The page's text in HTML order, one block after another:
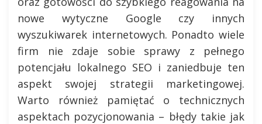
nowe wytyczne Google czy innych
wyszukiwarek internetowych. Ponadto wiele
firm nie zdaje sobie sprawy z pełnego
potencjału lokalnego SEO i zaniedbuje ten
aspekt swojej strategii marketingowej.
Warto również pamiętać o technicznych
aspektach pozycjonowania – błędy takie jak